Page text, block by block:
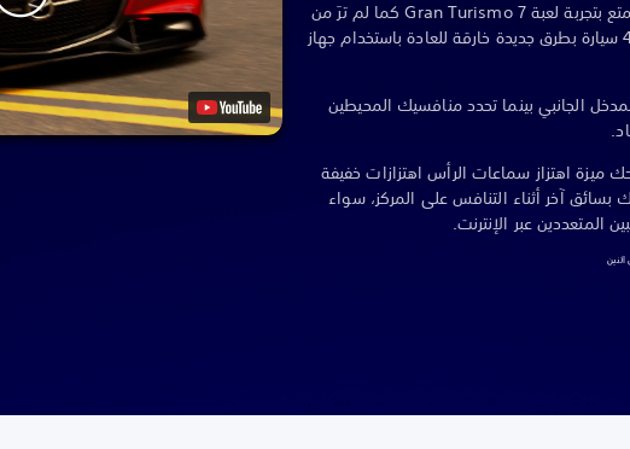
اجلس في مقعد القيادة واستمتع بتجربة لعبة Gran Turismo 7 كما لم ترَ من
قبل، حيث ستقود أكثر من 450 سيارة بطرق جديدة خارقة للعادة باستخدام جهاز
الجانبي بينما تحدد منافسيك المحيطين
ميزة اهتزاز سماعات الرأس اهتزازات خفيفة
آخر أثناء التنافس على المركز، سواء
المتعددين عبر الإنترنت.